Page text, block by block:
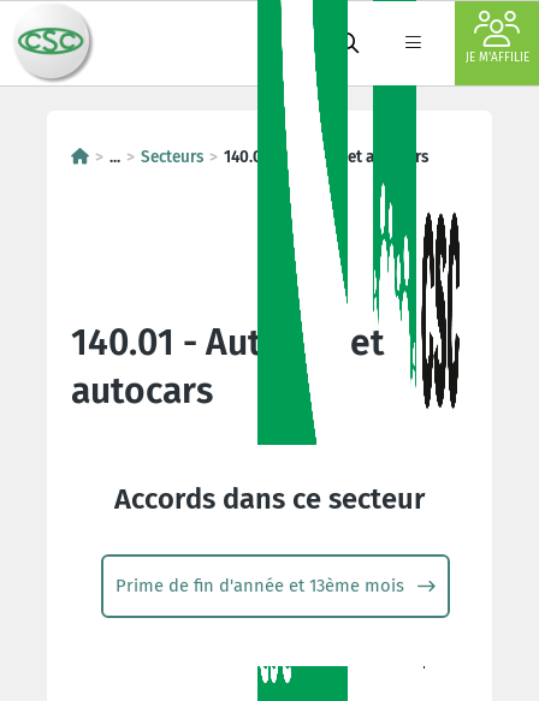
JE M'AFFILIE
... Secteurs 140.01 - Autobus et autocars
140.01 - Autobus et
autocars
Accords dans ce secteur
Prime de fin d'année et 13ème mois